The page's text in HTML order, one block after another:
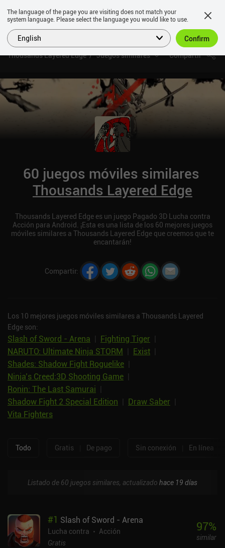
Thousands Layered Edge Juegos similares Compartir
60 juegos móviles similares
Thousands Layered Edge
Thousands Layered Edge es un juego Pagado 3D Lucha contra
Acción para Android. ¡Esta es una lista de los 60 mejores juegos
móviles similares a Thousands Layered Edge que creemos que te
encantarán!
Compartir:
Los 10 mejores juegos móviles similares a Thousands Layered
Edge son:
Slash of Sword - Arena Fighting Tiger
NARUTO: Ultimate Ninja STORM
Exist
Shades: Shadow Fight Roguelike
Ninja’s Creed:3D Shooting Game
Ronin: The Last Samurai
Shadow Fight 2 Special Edition
Draw Saber
Vita Fighters
Todo Gratis De pago Sin conexión En línea
Listado de 60 juegos similares, actualizado hace 19 días
#1 Slash of Sword - Arena
Lucha contra
Acción
Gratis
97%
similar
The language of the page you are visiting does not match your
system language. Please select the language you would like to use.
English Confirm